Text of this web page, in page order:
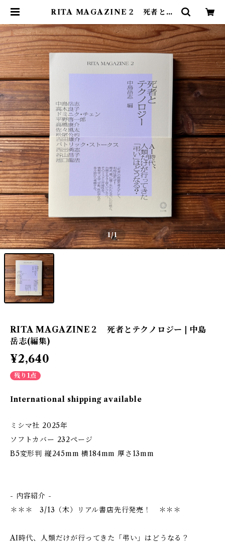
RITA MAGAZINE２ 死者とテ
市九鬼町 漁村の本屋 トンガ坂文庫
1/1
RITA MAGAZINE２ 死者とテクノロジー | 中島
岳志(編集)
¥2,640
残り1点
International shipping available
ミシマ社 2025年
ソフトカバー 232ぺージ
B5変形判 縦245mm 横184mm 厚さ13mm
- 内容紹介 -
＊＊＊ 3/13（木）リアル書店先行発売！ ＊＊＊
AI時代、人類だけが行ってきた「弔い」はどうなる？